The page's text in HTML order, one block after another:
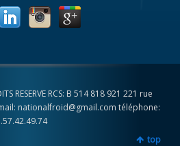
RESERVE RCS: B 514 818 921 221 rue
nationalfroid@gmail.com téléphone:
top